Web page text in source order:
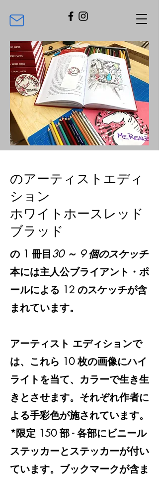
のアーティストエディ
ション
ホワイトホースレッド
ブラッド
の 1 冊目30 ～ 9 個のスケッチ
本には主人公ブライアント・ポ
ールによる 12 のスケッチが含
まれています。
アーティスト エディションで
は、これら 10 枚の画像にハイ
ライトを当て、カラーで生き生
きとさせます。それぞれ作者に
よる手彩色が施されています。
*限定 150 部 - 各部にビニール
ステッカーとステッカーが付い
ています。ブックマークが含ま